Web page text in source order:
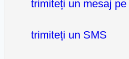
trimiteți un mesaj pe
trimiteți un SMS